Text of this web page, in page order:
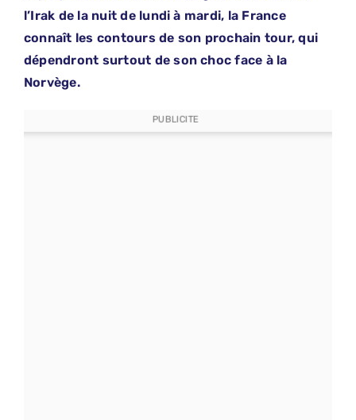
l’Irak de la nuit de lundi à mardi, la France
connaît les contours de son prochain tour, qui
dépendront surtout de son choc face à la
Norvège.
PUBLICITE